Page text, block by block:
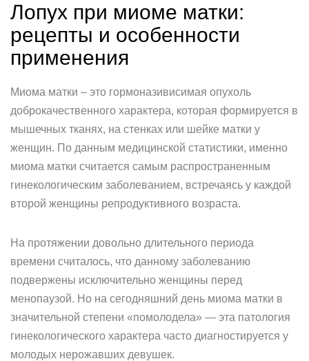
Лопух при миоме матки:
рецепты и особенности
применения
Миома матки – это гормоназивисимая опухоль
доброкачественного характера, которая формируется в
мышечных тканях, на стенках или шейке матки у
женщин. По данным медицинской статистики, именно
миома матки считается самым распространенным
гинекологическим заболеванием, встречаясь у каждой
второй женщины репродуктивного возраста.
На протяжении довольно длительного периода
времени считалось, что данному заболеванию
подвержены исключительно женщины перед
менопаузой. Но на сегодняшний день миома матки в
значительной степени «помолодела» — эта патология
гинекологического характера часто диагностируется у
молодых нерожавших девушек.